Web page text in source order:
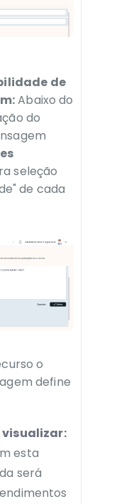
de
Abaixo do
do
seleção
de cada
o
define
visualizar:
esta
será